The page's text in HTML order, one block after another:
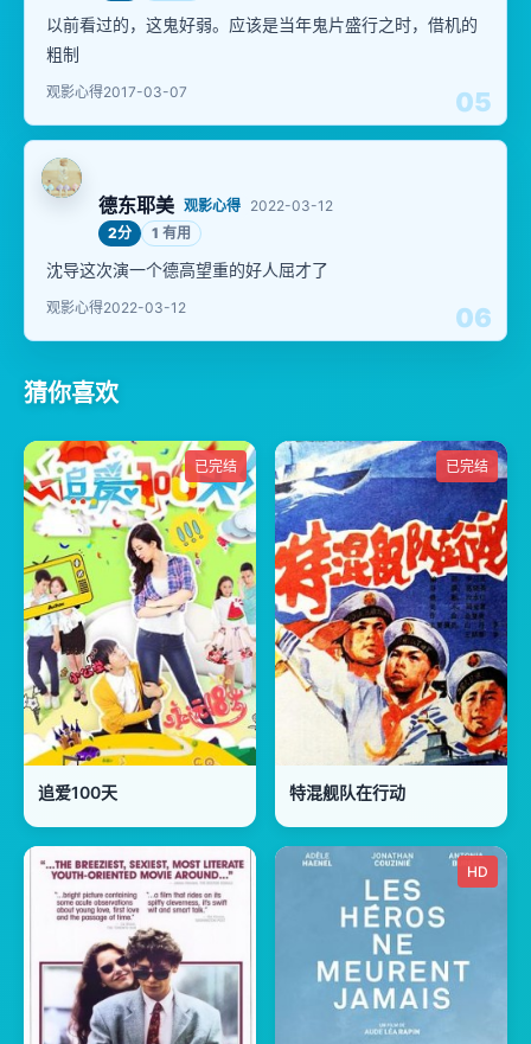
05
以前看过的，这鬼好弱。应该是当年鬼片盛行之时，借机的
粗制
观影心得2017-03-07
06
德东耶美 观影心得 2022-03-12
2分
1 有用
沈导这次演一个德高望重的好人屈才了
观影心得2022-03-12
猜你喜欢
已完结
追爱100天
已完结
特混舰队在行动
HD